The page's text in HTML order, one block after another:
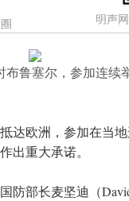
明声
布鲁塞尔，参加连续
达欧洲，参加在当
出重大承诺。
防部长麦坚迪（